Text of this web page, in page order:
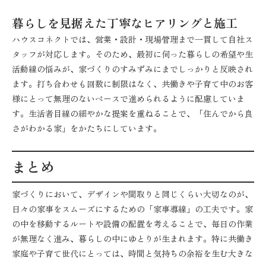
暮らしを見据えた丁寧なヒアリングと施工
ハウスコネクトでは、営業・設計・現場管理まで一貫して自社ス
タッフが対応します。そのため、最初に伺った暮らしの希望や生
活動線の悩みが、家づくりのすみずみにまでしっかりと反映され
ます。打ち合わせも回数に制限はなく、共働きや子育て中のお客
様にとって無理のないペースで進められるように配慮していま
す。生活者目線の細やかな提案を重ねることで、「住んでから良
さがわかる家」をかたちにしています。
まとめ
家づくりにおいて、デザインや間取りと同じくらい大切なのが、
日々の家事をスムーズにするための「家事導線」の工夫です。家
の中を移動するルートや設備の配置を考えることで、毎日の作業
が無理なく進み、暮らしの中にゆとりが生まれます。特に共働き
家庭や子育て世代にとっては、時間と気持ちの余裕を生む大きな